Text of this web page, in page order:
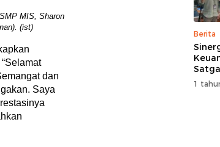
MIS, Sharon
(ist)
dan
Saya
Berita
1